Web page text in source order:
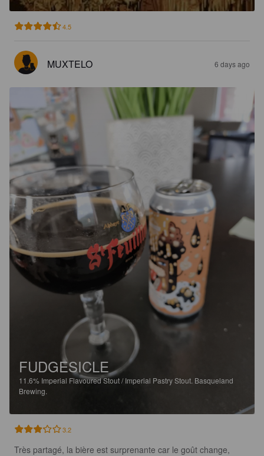
4.5
MUXTELO 6 days ago
FUDGESICLE
11.6% Imperial Flavoured Stout / Imperial Pastry Stout. Basqueland
Brewing.
3.2
Très partagé, la bière est surprenante car le goût change,